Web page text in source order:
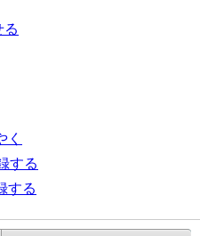
る
く
する
する